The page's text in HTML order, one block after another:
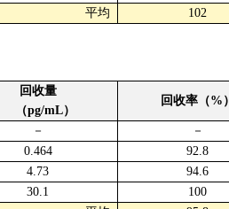
平均
102
回收量
（pg/mL）
回收率（%）
－
－
0.464
92.8
4.73
94.6
30.1
100